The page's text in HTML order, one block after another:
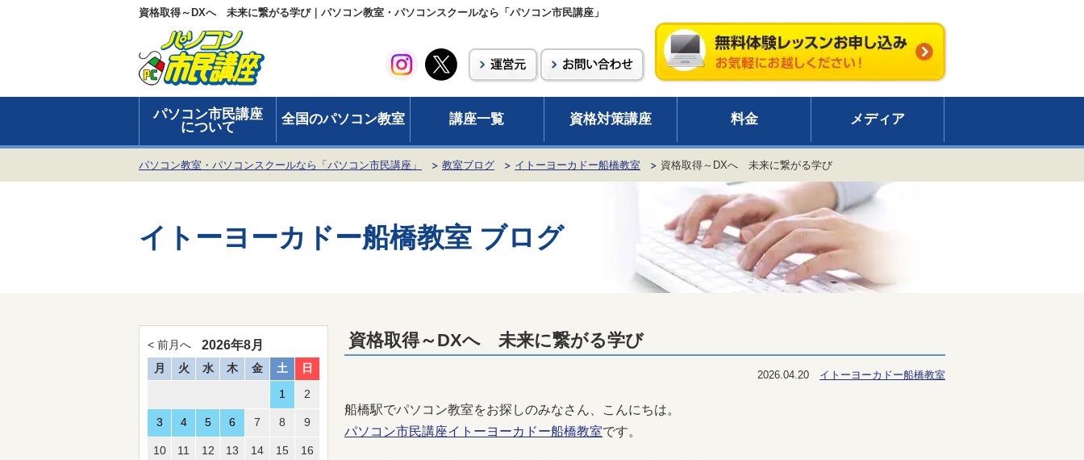
資格取得～DXへ 未来に繋がる学び｜パソコン教室・パソコンスクールなら「パソコン市民講座」
パソコン市民講座
について
全国のパソコン教室 講座一覧 資格対策講座 料金 メディア
パソコン教室・パソコンスクールなら「パソコン市民講座」 教室ブログ イトーヨーカドー船橋教室 資格取得～DXへ 未来に繋がる学び
イトーヨーカドー船橋教室 ブログ
資格取得～DXへ 未来に繋がる学び
2026.04.20 イトーヨーカドー船橋教室
船橋駅でパソコン教室をお探しのみなさん、こんにちは。
パソコン市民講座イトーヨーカドー船橋教室です。
< 前月へ 2026年8月
月 火 水 木 金 土 日
1 2
3 4 5 6 7 8 9
10 11 12 13 14 15 16